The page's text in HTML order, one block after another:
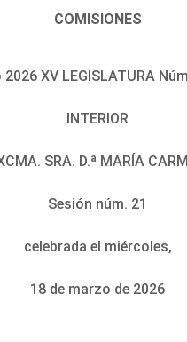
COMISIONES
2026 XV LEGISLATURA
INTERIOR
SRA. D.ª MARÍA
Sesión núm. 21
celebrada el miércoles,
18 de marzo de 2026